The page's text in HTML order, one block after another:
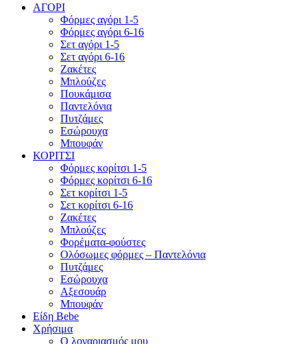
ΑΓΟΡΙ
Φόρμες αγόρι 1-5
Φόρμες αγόρι 6-16
Σετ αγόρι 1-5
Σετ αγόρι 6-16
Ζακέτες
Μπλούζες
Πουκάμισα
Παντελόνια
Πυτζάμες
Εσώρουχα
Μπουφάν
ΚΟΡΙΤΣΙ
Φόρμες κορίτσι 1-5
Φόρμες κορίτσι 6-16
Σετ κορίτσι 1-5
Σετ κορίτσι 6-16
Ζακέτες
Μπλούζες
Φορέματα-φούστες
Ολόσωμες φόρμες – Παντελόνια
Πυτζάμες
Εσώρουχα
Αξεσουάρ
Μπουφάν
Είδη Bebe
Χρήσιμα
Ο λογαριασμός μου